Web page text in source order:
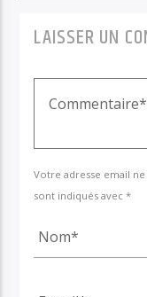
LAISSER UN
Votre adresse email
sont indiqués avec *